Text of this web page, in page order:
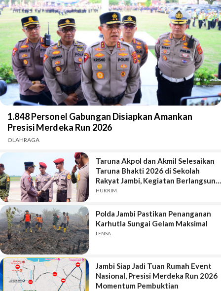
1.848 Personel Gabungan Disiapkan Amankan
Presisi Merdeka Run 2026
OLAHRAGA
Taruna Akpol dan Akmil Selesaikan
Taruna Bhakti 2026 di Sekolah
Rakyat Jambi, Kegiatan Berlangsung
Aman dan Lancar
HUKRIM
Polda Jambi Pastikan Penanganan
Karhutla Sungai Gelam Maksimal
LENSA
Jambi Siap Jadi Tuan Rumah Event
Nasional, Presisi Merdeka Run 2026
Momentum Pembuktian